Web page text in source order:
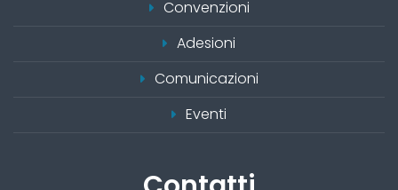
Convenzioni
Adesioni
Comunicazioni
Eventi